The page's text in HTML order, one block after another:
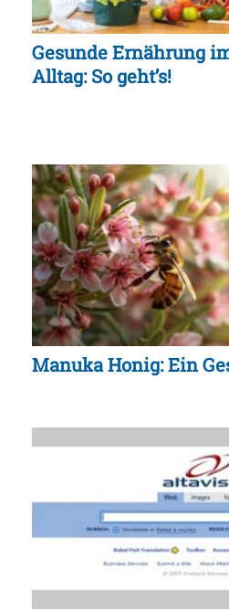
Gesunde Ernährung
Alltag: So geht’s!
Manuka Honig: Ein